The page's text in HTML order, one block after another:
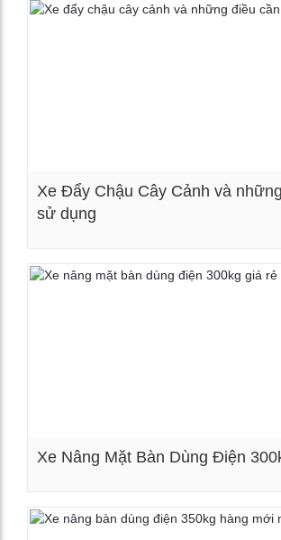
Xe Đẩy Chậu Cây Cảnh và
sử dụng
Xe Nâng Mặt Bàn Dùng Điện